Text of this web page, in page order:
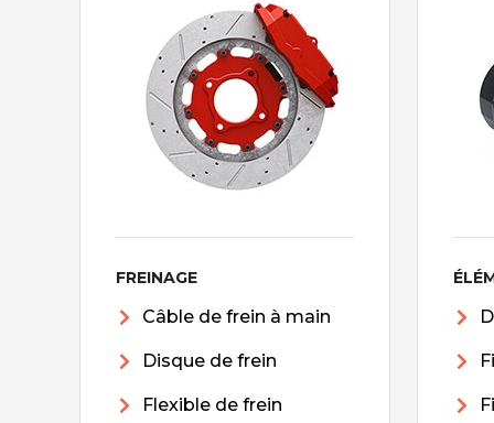
FREINAGE
Câble de frein à main
Disque de frein
Flexible de frein